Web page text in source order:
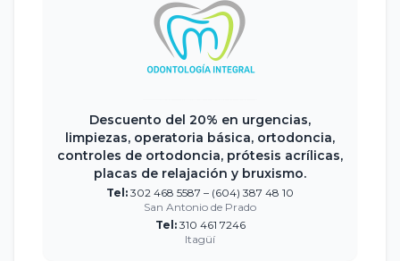
Descuento del 20% en urgencias,
limpiezas, operatoria básica, ortodoncia,
controles de ortodoncia, prótesis acrílicas,
placas de relajación y bruxismo.
Tel: 302 468 5587 – (604) 387 48 10
San Antonio de Prado
Tel:310 461 7246
Itagüí